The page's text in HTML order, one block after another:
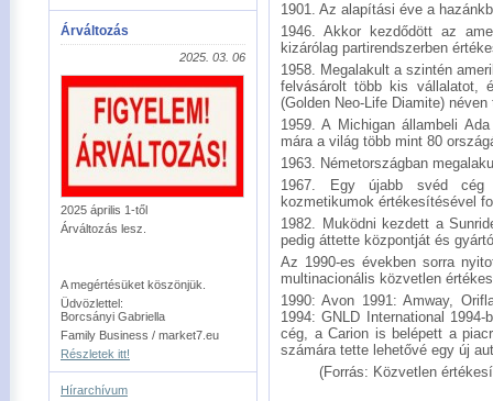
Árváltozás
2025. 03. 06
2025 április 1-től
Árváltozás lesz.
A megértésüket köszönjük.
Üdvözlettel:
Borcsányi Gabriella
Family Business / market7.eu
Részletek itt!
Hírarchívum
1901. Az alapítási éve a
1946. Akkor kezdődött az
kizárólag partirendszerben
1958. Megalakult a szintén
felvásárolt több kis vállalatot,
(Golden Neo-Life Diamite)
1959. A Michigan állambeli
mára a világ több mint 80
1963. Németországban
1967. Egy újabb svéd cég
kozmetikumok értékesítésével
1982. Muködni kezdett a
pedig áttette központját és
Az 1990-es években sorra
multinacionális közvetlen
1990: Avon 1991: Amway,
1994: GNLD International
cég, a Carion is belépett a
számára tette lehetővé egy új
(Forrás: Közvetlen